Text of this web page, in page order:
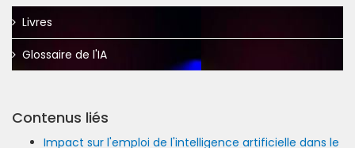
Livres
Glossaire de l'IA
Contenus liés
Impact sur l'emploi de l'intelligence artificielle dans le